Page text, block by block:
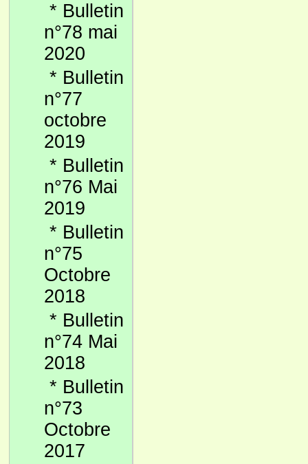
* Bulletin
n°78 mai
2020
* Bulletin
n°77
octobre
2019
* Bulletin
n°76 Mai
2019
* Bulletin
n°75
Octobre
2018
* Bulletin
n°74 Mai
2018
* Bulletin
n°73
Octobre
2017